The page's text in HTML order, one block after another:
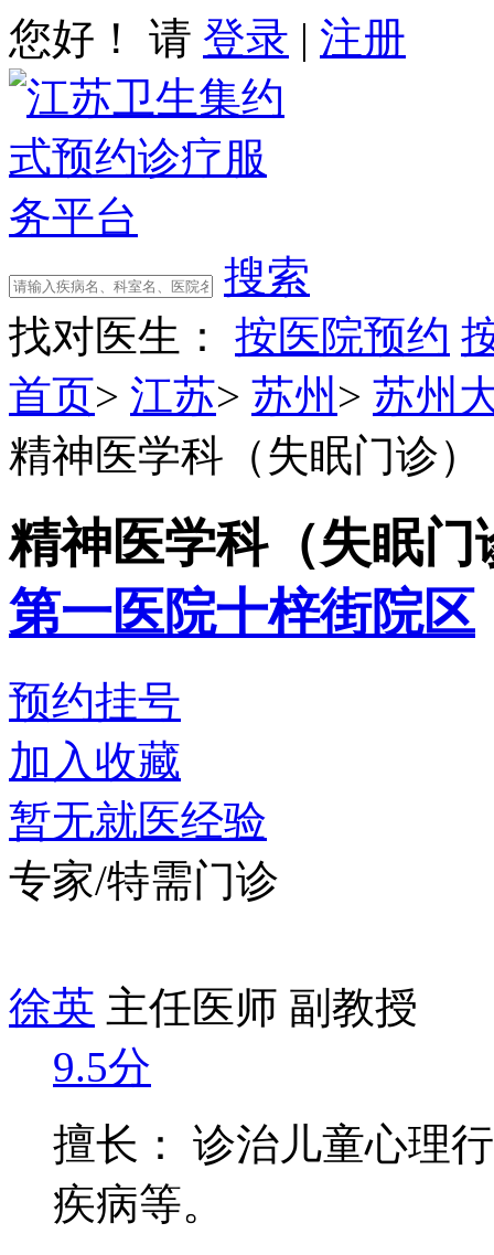
您好！ 请 登录 | 注册
搜索
找对医生：
按医院预约
首页> 江苏> 苏州 > 苏州
精神医学科（失眠门诊）
精神医学科（失眠门
第一医院十梓街院区
预约挂号
加入收藏
暂无就医经验
专家/特需门诊
徐英 主任医师 副教授
9.5分
擅长： 诊治儿童心理
疾病等。